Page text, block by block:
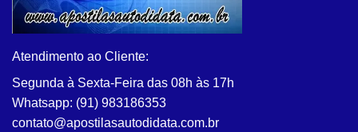
ser
escolhidas
página
do
produto
Atendimento ao Cliente:
Segunda à Sexta-Feira das 08h às 17h
Whatsapp: (91) 983186353
contato@apostilasautodidata.com.br